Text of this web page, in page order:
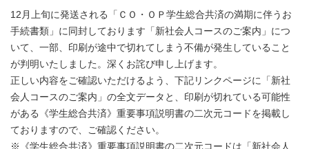
12月上旬に発送される「ＣＯ・ＯＰ学生総合共済の満期に伴うお
手続書類」に同封しております「新社会人コースのご案内」につ
いて、一部、印刷が途中で切れてしまう不備が発生していること
が判明いたしました。深くお詫び申し上げます。
正しい内容をご確認いただけるよう、下記リンクページに「新社
会人コースのご案内」の全文データと、印刷が切れている可能性
がある《学生総合共済》重要事項説明書の二次元コードを掲載し
ておりますので、ご確認ください。
※《学生総合共済》重要事項説明書の二次元コードは「新社会人